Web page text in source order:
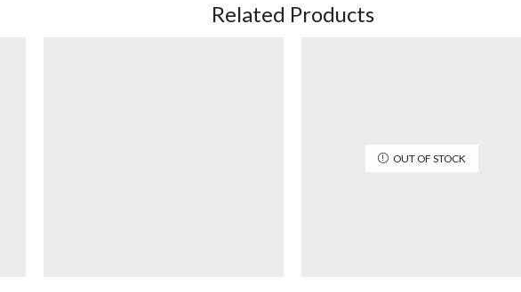
Related Products
OUT OF STOCK